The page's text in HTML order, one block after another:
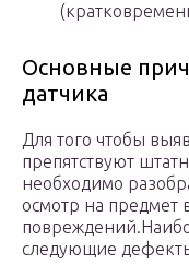
Основные
датчика
Для того чтобы
препятствуют
необходимо
осмотр на
следующие